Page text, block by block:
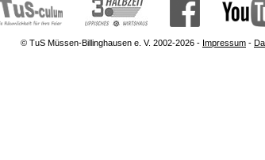
© TuS Müssen-Billinghausen e. V. 2002-2026 - Impressum -